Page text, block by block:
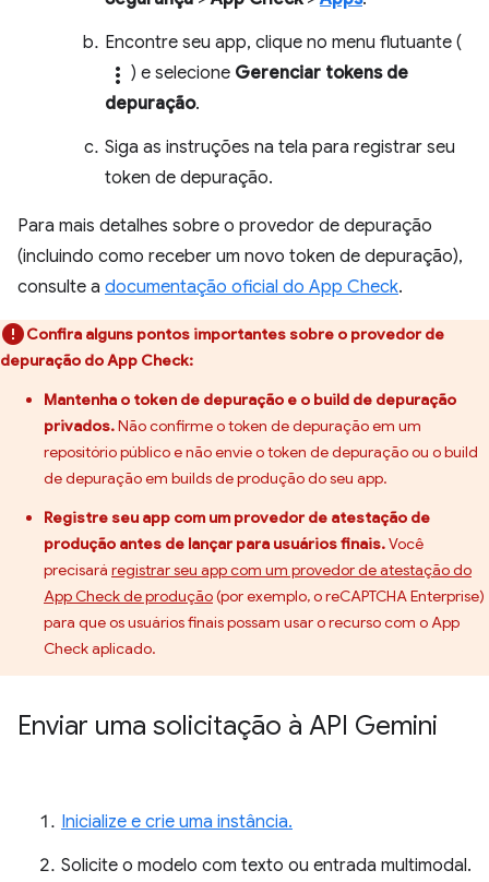
Encontre seu app, clique no menu flutuante (
more_vert ) e selecione Gerenciar tokens de
depuração.
Siga as instruções na tela para registrar seu
token de depuração.
Para mais detalhes sobre o provedor de depuração
(incluindo como receber um novo token de depuração),
consulte a documentação oficial do App Check.
Confira alguns pontos importantes sobre o provedor de
depuração do App Check:
Mantenha o token de depuração e o build de depuração
privados.Não confirme o token de depuração em um
repositório público e não envie o token de depuração ou o build
de depuração em builds de produção do seu app.
Registre seu app com um provedor de atestação de
produção antes de lançar para usuários finais.Você
precisará registrar seu app com um provedor de atestação do
App Check de produção(por exemplo, o reCAPTCHA Enterprise)
para que os usuários finais possam usar o recurso com o App
Check aplicado.
Enviar uma solicitação à API Gemini
Inicialize e crie uma instância.
Solicite o modelo com texto ou entrada multimodal.